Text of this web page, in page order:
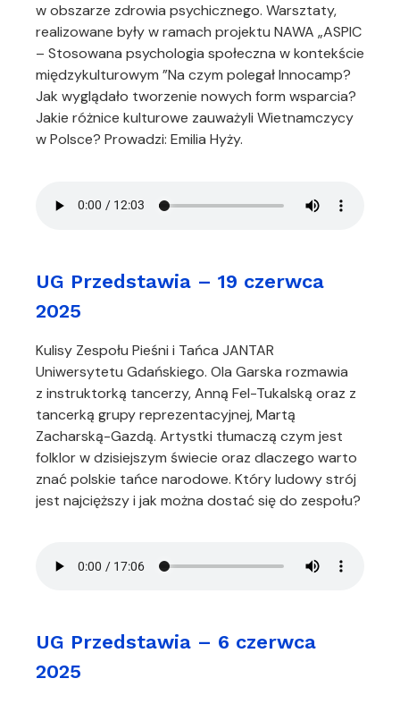
w obszarze zdrowia psychicznego. Warsztaty,
realizowane były w ramach projektu NAWA „ASPIC
– Stosowana psychologia społeczna w kontekście
międzykulturowym ”Na czym polegał Innocamp?
Jak wyglądało tworzenie nowych form wsparcia?
Jakie różnice kulturowe zauważyli Wietnamczycy
w Polsce? Prowadzi: Emilia Hyży.
UG Przedstawia – 19 czerwca
2025
Kulisy Zespołu Pieśni i Tańca JANTAR
Uniwersytetu Gdańskiego. Ola Garska rozmawia
z instruktorką tancerzy, Anną Fel-Tukalską oraz z
tancerką grupy reprezentacyjnej, Martą
Zacharską-Gazdą. Artystki tłumaczą czym jest
folklor w dzisiejszym świecie oraz dlaczego warto
znać polskie tańce narodowe. Który ludowy strój
jest najcięższy i jak można dostać się do zespołu?
UG Przedstawia – 6 czerwca
2025